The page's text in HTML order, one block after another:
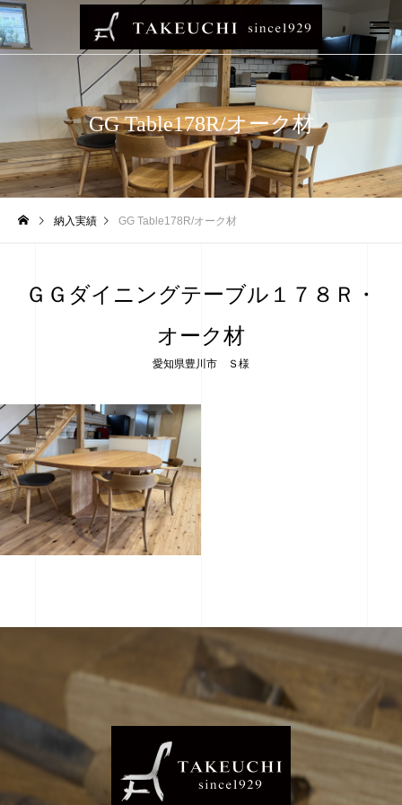
GG Table178R/オーク材
納入実績 GG Table178R/オーク材
ＧＧダイニングテーブル１７８Ｒ・
オーク材
愛知県豊川市 Ｓ様